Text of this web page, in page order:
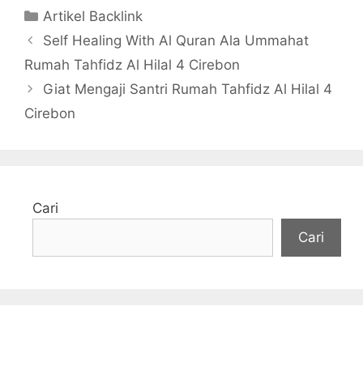
Kategori
Artikel Backlink
Self Healing With Al Quran Ala Ummahat
Rumah Tahfidz Al Hilal 4 Cirebon
Giat Mengaji Santri Rumah Tahfidz Al Hilal 4
Cirebon
Cari
Cari